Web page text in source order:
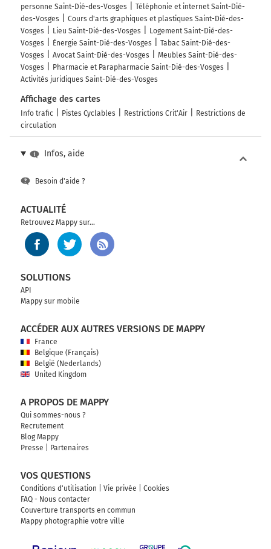
personne Saint-Dié-des-Vosges
Téléphonie et internet Saint-Dié-
des-Vosges
Cours d'arts graphiques et plastiques Saint-Dié-des-
Vosges
Lieu Saint-Dié-des-Vosges
Logement Saint-Dié-des-
Vosges
Énergie Saint-Dié-des-Vosges
Tabac Saint-Dié-des-
Vosges
Avocat Saint-Dié-des-Vosges
Meubles Saint-Dié-des-
Vosges
Pharmacie et Parapharmacie Saint-Dié-des-Vosges
Activités juridiques Saint-Dié-des-Vosges
Affichage des cartes
Info trafic Pistes Cyclables Restrictions Crit'Air
Restrictions de
circulation
Infos, aide
Besoin d'aide ?
ACTUALITÉ
Retrouvez Mappy sur...
SOLUTIONS
API
Mappy sur mobile
ACCÉDER AUX AUTRES VERSIONS DE MAPPY
France
Belgique (Français)
België (Nederlands)
United Kingdom
A PROPOS DE MAPPY
Qui sommes-nous ?
Recrutement
Blog Mappy
Presse
Partenaires
VOS QUESTIONS
Conditions d'utilisation Vie privée
Cookies
FAQ - Nous contacter
Couverture transports en commun
Mappy photographie votre ville